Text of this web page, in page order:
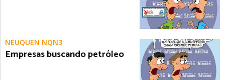
NEUQUÉN NQN3
Empresas buscando petróleo